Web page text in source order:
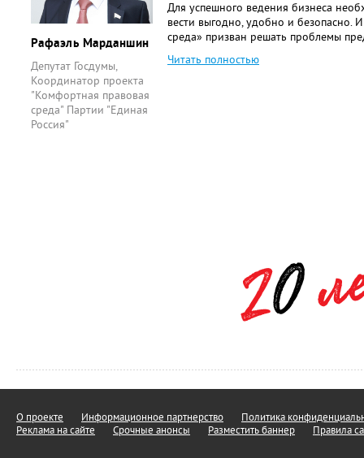
Рафаэль Марданшин
Депутат Госдумы,
Координатор проекта
"Комфортная правовая
среда" Партии "Единая
Россия"
Для успешного ведения бизнеса
вести выгодно, удобно и безопасно.
среда» призван решать проблемы
Читать полностью
О проекте Информационное партнерство
Политика
Реклама на сайте
Срочные анонсы Разместить баннер Правила